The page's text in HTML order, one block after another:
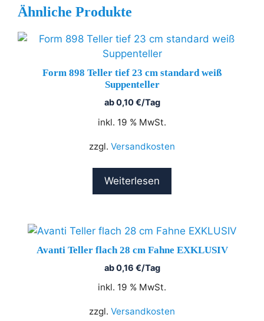
Ähnliche Produkte
Form 898 Teller tief 23 cm standard weiß
Suppenteller
ab0,10€/Tag
inkl. 19 % MwSt.
zzgl. Versandkosten
Weiterlesen
Avanti Teller flach 28 cm Fahne EXKLUSIV
ab0,16 €/Tag
inkl. 19 % MwSt.
zzgl. Versandkosten